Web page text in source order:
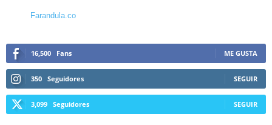
Farandula.co
16,500 Fans ME GUSTA
350 Seguidores SEGUIR
3,099 Seguidores SEGUIR